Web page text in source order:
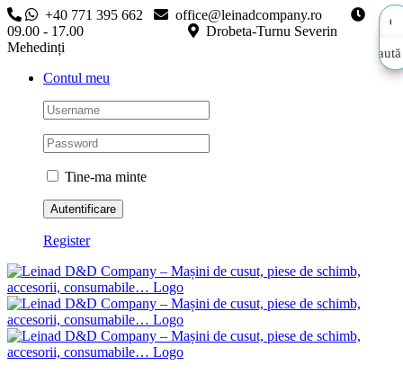
Skip
to
content
+40 771 395 662
office@leinadcompany.ro
09.00 - 17.00
Drobeta-Turnu Severin
Mehedinți
Contul meu
Tine-ma minte
Register
Caută
Caută